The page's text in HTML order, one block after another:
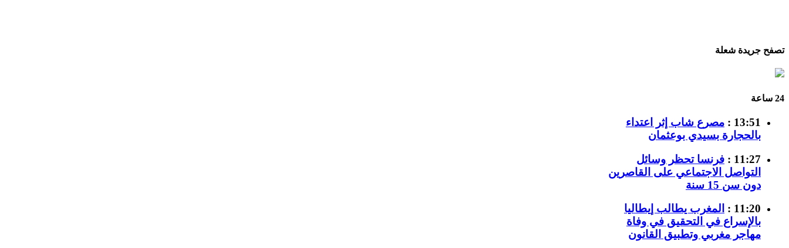
تصفح جريدة شعلة
24 ساعة
13:51 :
مصرع شاب إثر اعتداء
بالحجارة بسيدي بوعثمان
11:27 :
فرنسا تحظر وسائل
التواصل الاجتماعي على القاصرين
دون سن 15 سنة
11:20 :
المغرب يطالب إيطاليا
بالإسراع في التحقيق في وفاة
مهاجر مغربي وتطبيق القانون